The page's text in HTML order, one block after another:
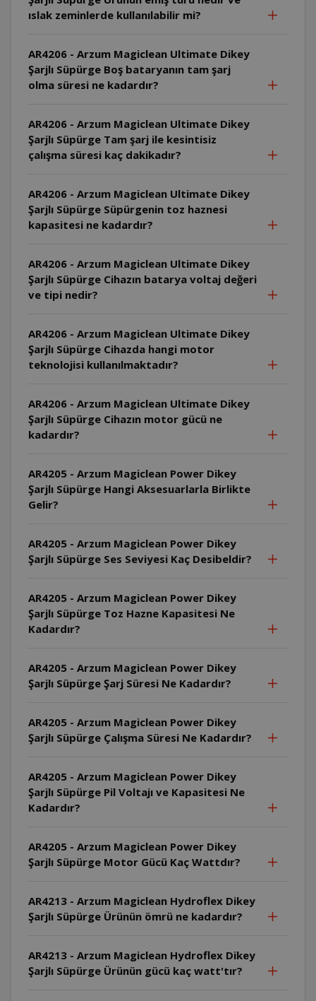
ıslak zeminlerde kullanılabilir mi?
AR4206 - Arzum Magiclean Ultimate Dikey
Şarjlı Süpürge Boş bataryanın tam şarj
olma süresi ne kadardır?
AR4206 - Arzum Magiclean Ultimate Dikey
Şarjlı Süpürge Tam şarj ile kesintisiz
çalışma süresi kaç dakikadır?
AR4206 - Arzum Magiclean Ultimate Dikey
Şarjlı Süpürge Süpürgenin toz haznesi
kapasitesi ne kadardır?
AR4206 - Arzum Magiclean Ultimate Dikey
Şarjlı Süpürge Cihazın batarya voltaj değeri
ve tipi nedir?
AR4206 - Arzum Magiclean Ultimate Dikey
Şarjlı Süpürge Cihazda hangi motor
teknolojisi kullanılmaktadır?
AR4206 - Arzum Magiclean Ultimate Dikey
Şarjlı Süpürge Cihazın motor gücü ne
kadardır?
AR4205 - Arzum Magiclean Power Dikey
Şarjlı Süpürge Hangi Aksesuarlarla Birlikte
Gelir?
AR4205 - Arzum Magiclean Power Dikey
Şarjlı Süpürge Ses Seviyesi Kaç Desibeldir?
AR4205 - Arzum Magiclean Power Dikey
Şarjlı Süpürge Toz Hazne Kapasitesi Ne
Kadardır?
AR4205 - Arzum Magiclean Power Dikey
Şarjlı Süpürge Şarj Süresi Ne Kadardır?
AR4205 - Arzum Magiclean Power Dikey
Şarjlı Süpürge Çalışma Süresi Ne Kadardır?
AR4205 - Arzum Magiclean Power Dikey
Şarjlı Süpürge Pil Voltajı ve Kapasitesi Ne
Kadardır?
AR4205 - Arzum Magiclean Power Dikey
Şarjlı Süpürge Motor Gücü Kaç Wattdır?
AR4213 - Arzum Magiclean Hydroflex Dikey
Şarjlı Süpürge Ürünün ömrü ne kadardır?
AR4213 - Arzum Magiclean Hydroflex Dikey
Şarjlı Süpürge Ürünün gücü kaç watt'tır?